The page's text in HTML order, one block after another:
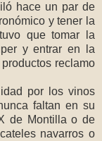
hace un par de
y tener la
que tomar la
y entrar en la
reclamo
por los vinos
faltan en su
de Montilla o de
navarros o